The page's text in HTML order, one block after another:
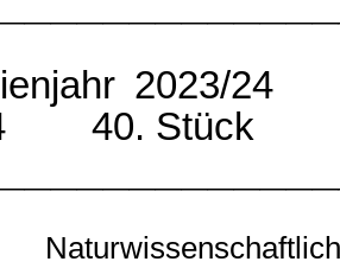
2023/
40. Stück